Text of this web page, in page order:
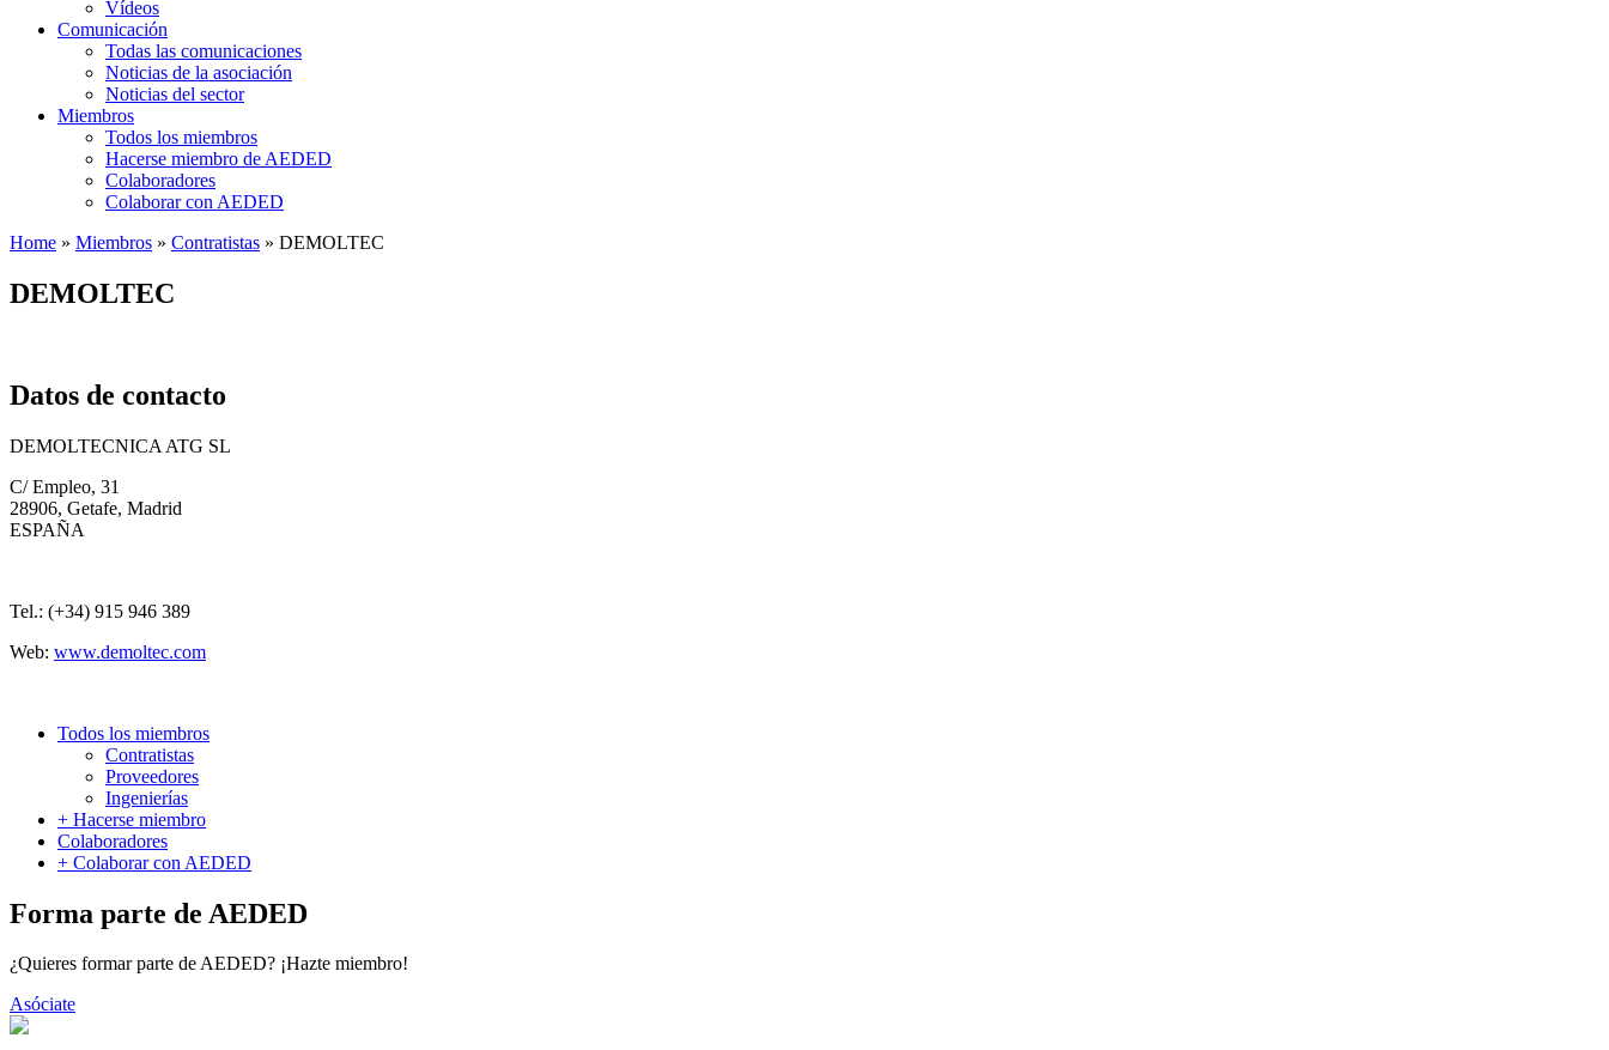
Vídeos
Comunicación
Todas las comunicaciones
Noticias de la asociación
Noticias del sector
Miembros
Todos los miembros
Hacerse miembro de AEDED
Colaboradores
Colaborar con AEDED
Home » Miembros » Contratistas » DEMOLTEC
DEMOLTEC
Datos de contacto
DEMOLTECNICA ATG SL
C/ Empleo, 31
28906, Getafe, Madrid
ESPAÑA
Tel.: (+34) 915 946 389
Web: www.demoltec.com
Todos los miembros
Contratistas
Proveedores
Ingenierías
+ Hacerse miembro
Colaboradores
+ Colaborar con AEDED
Forma parte de AEDED
¿Quieres formar parte de AEDED? ¡Hazte miembro!
Asóciate